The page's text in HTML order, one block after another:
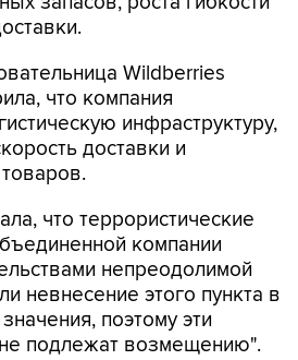
Wildberries
что компания
инфраструктуру,
доставки и
что террористические
компании
непреодолимой
невнесение этого пункта в
поэтому эти
подлежат возмещению".